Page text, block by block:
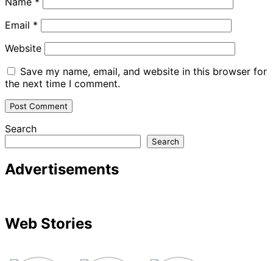
Email *
Website
Save my name, email, and website in this browser for
the next time I comment.
Search
Search
Advertisements
Web Stories